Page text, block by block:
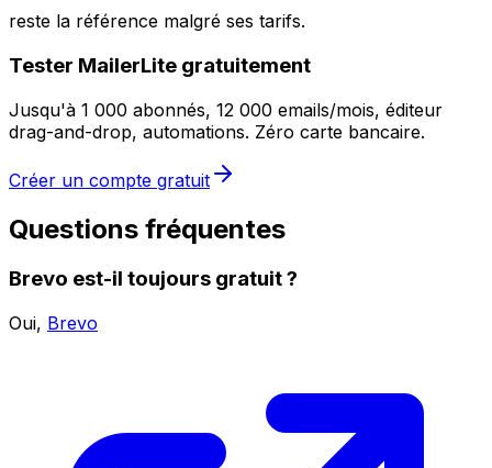
reste la référence malgré ses tarifs.
Tester MailerLite gratuitement
Jusqu'à 1 000 abonnés, 12 000 emails/mois, éditeur
drag-and-drop, automations. Zéro carte bancaire.
Créer un compte gratuit
Questions fréquentes
Brevo est-il toujours gratuit ?
Oui, Brevo